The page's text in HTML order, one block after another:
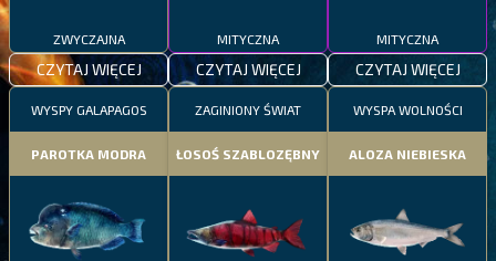
ZWYCZAJNA
CZYTAJ WIĘCEJ
MITYCZNA
CZYTAJ WIĘCEJ
MITYCZNA
CZYTAJ WIĘCEJ
WYSPY GALAPAGOS
PAROTKA MODRA
ZAGINIONY ŚWIAT
ŁOSOŚ SZABLOZĘBNY
WYSPA WOLNOŚCI
ALOZA NIEBIESKA